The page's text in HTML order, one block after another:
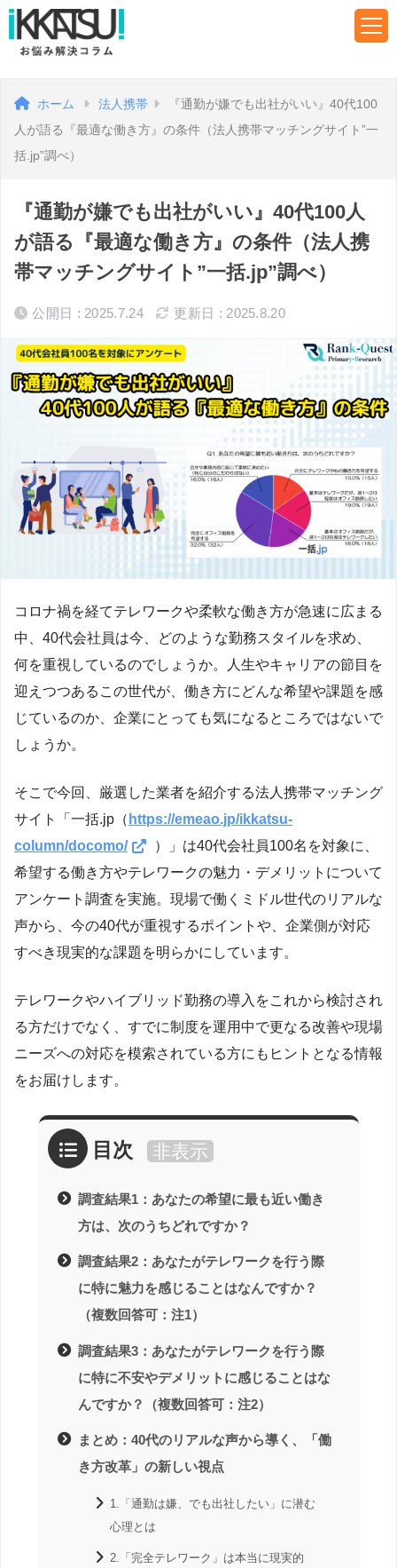
ホーム 法人携帯
『通勤が嫌でも出社がいい』40代100
人が語る『最適な働き方』の条件（法人携帯マッチングサイト”一
括.jp”調べ）
『通勤が嫌でも出社がいい』40代100人
が語る『最適な働き方』の条件（法人携
帯マッチングサイト”一括.jp”調べ）
公開日 : 2025.7.24 更新日 : 2025.8.20
コロナ禍を経てテレワークや柔軟な働き方が急速に広まる
中、40代会社員は今、どのような勤務スタイルを求め、
何を重視しているのでしょうか。人生やキャリアの節目を
迎えつつあるこの世代が、働き方にどんな希望や課題を感
じているのか、企業にとっても気になるところではないで
しょうか。
そこで今回、厳選した業者を紹介する法人携帯マッチング
サイト「一括.jp（ https://emeao.jp/ikkatsu-
column/docomo/
）」は40代会社員100名を対象に、
希望する働き方やテレワークの魅力・デメリットについて
アンケート調査を実施。現場で働くミドル世代のリアルな
声から、今の40代が重視するポイントや、企業側が対応
すべき現実的な課題を明らかにしています。
テレワークやハイブリッド勤務の導入をこれから検討され
る方だけでなく、すでに制度を運用中で更なる改善や現場
ニーズへの対応を模索されている方にもヒントとなる情報
をお届けします。
目次 非表示
調査結果1：あなたの希望に最も近い働き
方は、次のうちどれですか？
調査結果2：あなたがテレワークを行う際
に特に魅力を感じることはなんですか？
（複数回答可：注1）
調査結果3：あなたがテレワークを行う際
に特に不安やデメリットに感じることはな
んですか？（複数回答可：注2）
まとめ：40代のリアルな声から導く、「働
き方改革」の新しい視点
1.「通勤は嫌、でも出社したい」に潜む
心理とは
2.「完全テレワーク」は本当に現実的